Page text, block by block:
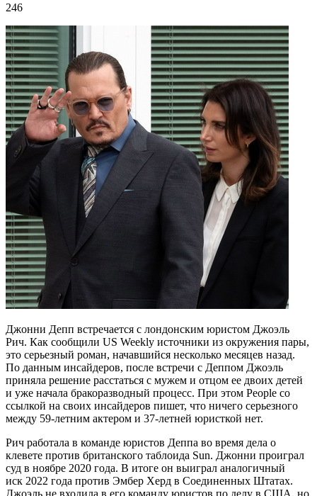
246
Джонни Депп встречается с лондонским юристом Джоэль
Рич. Как сообщили US Weekly источники из окружения пары,
это серьезный роман, начавшийся несколько месяцев назад.
По данным инсайдеров, после встречи с Деппом Джоэль
приняла решение расстаться с мужем и отцом ее двоих детей
и уже начала бракоразводный процесс. При этом People со
ссылкой на своих инсайдеров пишет, что ничего серьезного
между 59-летним актером и 37-летней юристкой нет.
Рич работала в команде юристов Деппа во время дела о
клевете против британского таблоида Sun. Джонни проиграл
суд в ноябре 2020 года. В итоге он выиграл аналогичный
иск 2022 года против Эмбер Херд в Соединенных Штатах.
Джоэль не входила в его команду юристов по делу в США, но